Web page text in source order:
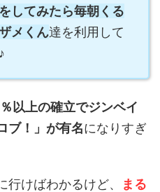
してみたら毎朝くる
メくん達を利用して
％以上の確立でジンベイ
ブ！」が有名になりすぎ
けばわかるけど、
まる